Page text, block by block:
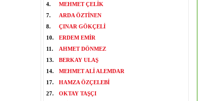
4.
MEHMET ÇELİK
7.
ARDA ÖZTİNEN
8.
ÇINAR GÖKÇELİ
10.
ERDEM EMİR
11.
AHMET DÖNMEZ
13.
BERKAY ULAŞ
14.
MEHMET ALİ ALEMDAR
17.
HAMZA ÖZÇELEBİ
27.
OKTAY TAŞÇI